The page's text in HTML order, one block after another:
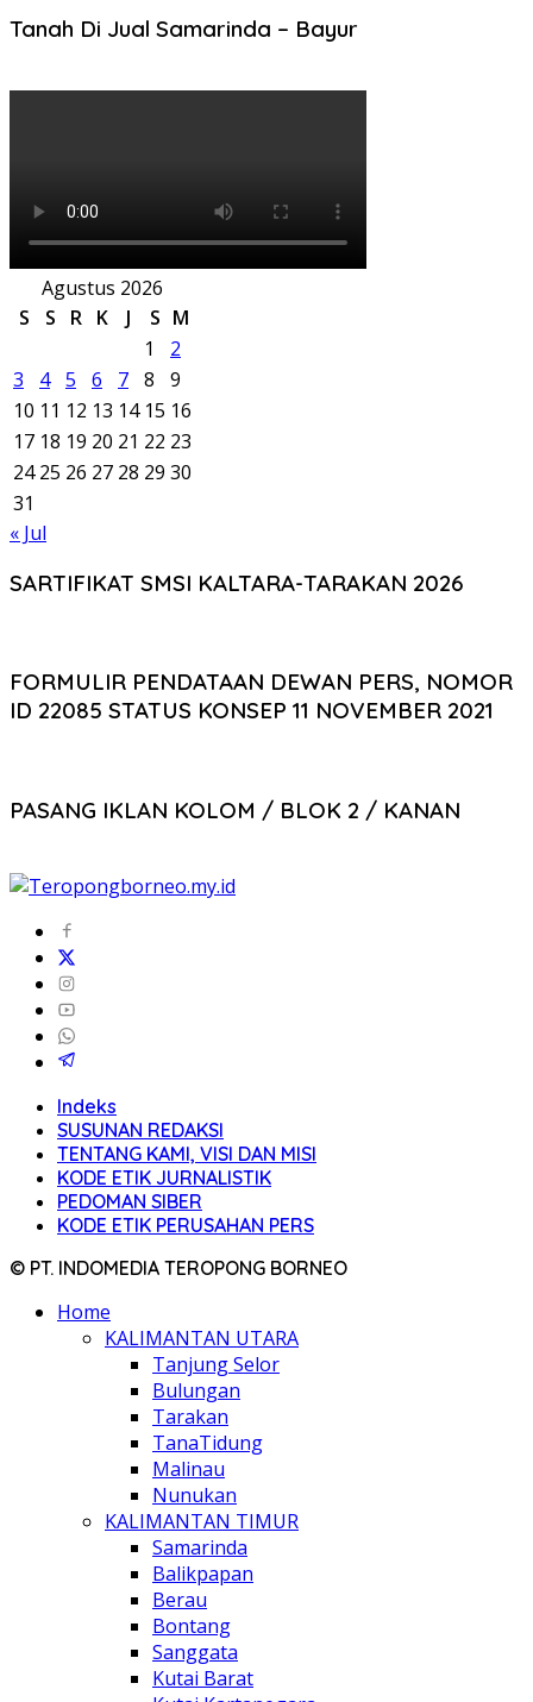
Tanah Di Jual Samarinda – Bayur
Agustus 2026
S
S R K J S M
1
2
3
4 5 6 7 8
9
10 11 12 13 14 15 16
17 18 19 20 21 22 23
24 25 26 27 28 29 30
31
« Jul
SARTIFIKAT SMSI KALTARA-TARAKAN 2026
FORMULIR PENDATAAN DEWAN PERS, NOMOR
ID 22085 STATUS KONSEP 11 NOVEMBER 2021
PASANG IKLAN KOLOM / BLOK 2 / KANAN
Indeks
SUSUNAN REDAKSI
TENTANG KAMI, VISI DAN MISI
KODE ETIK JURNALISTIK
PEDOMAN SIBER
KODE ETIK PERUSAHAN PERS
© PT. INDOMEDIA TEROPONG BORNEO
Home
KALIMANTAN UTARA
Tanjung Selor
Bulungan
Tarakan
TanaTidung
Malinau
Nunukan
KALIMANTAN TIMUR
Samarinda
Balikpapan
Berau
Bontang
Sanggata
Kutai Barat